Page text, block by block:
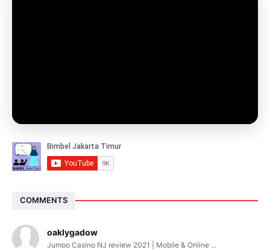
COMMENTS
oaklygadow
Jumoo Casino NJ review 2021 | Mobile & Online ...